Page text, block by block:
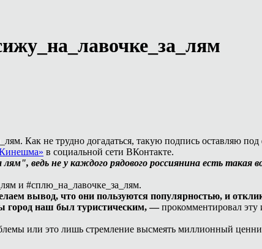
Как не трудно догадаться, такую подпись оставляю
в социальной сети ВКонтакте.
ведь не у каждого рядового россиянина есть такая
и #сплю_на_лавочке_за_лям.
вывод, что они пользуются популярностью, и
город наш был туристическим, —прокомментировал эту
или это лишь стремление высмеять миллионный